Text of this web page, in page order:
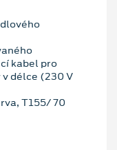
kabel pro
délce (230 V
T155/ 70